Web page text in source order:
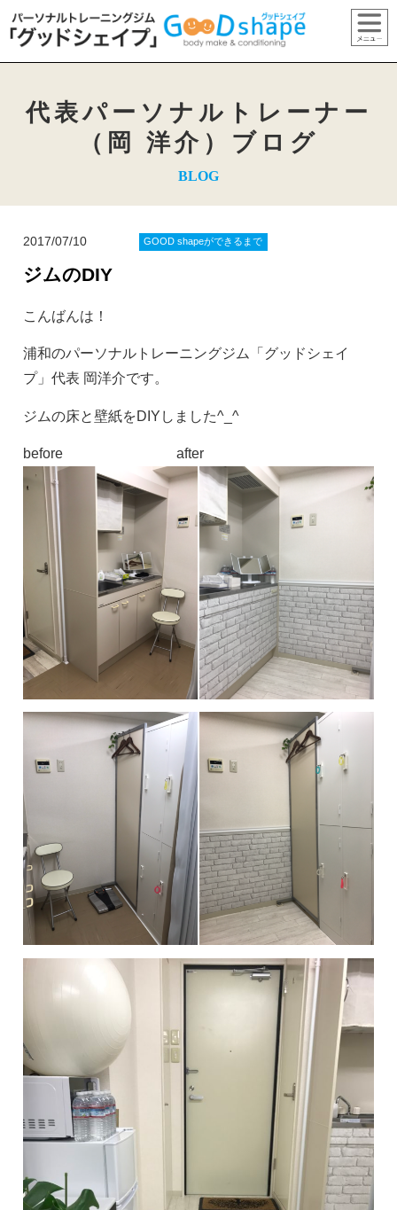
代表パーソナルトレーナー
（岡 洋介）ブログ
BLOG
2017/07/10 GOOD shapeができるまで
ジムのDIY
こんばんは！
浦和のパーソナルトレーニングジム「グッドシェイ
プ」代表 岡洋介です。
ジムの床と壁紙をDIYしました^_^
before after